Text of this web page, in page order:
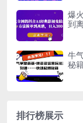
爆
到
牛
秘
排行榜展示